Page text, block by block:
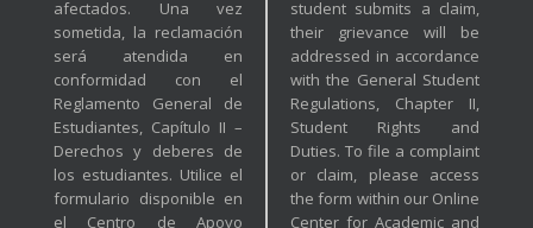
afectados. Una vez
sometida, la reclamación
será atendida en
conformidad con el
Reglamento General de
Estudiantes, Capítulo II –
Derechos y deberes de
los estudiantes. Utilice el
formulario disponible en
el Centro de Apoyo
student submits a claim,
their grievance will be
addressed in accordance
with the General Student
Regulations, Chapter II,
Student Rights and
Duties. To file a complaint
or claim, please access
the form within our Online
Center for Academic and